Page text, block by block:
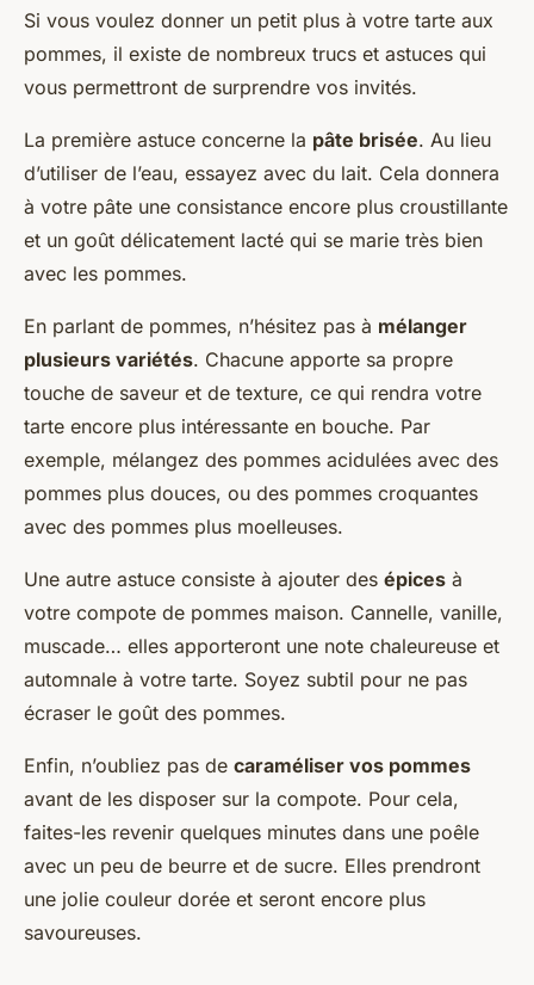
Si vous voulez donner un petit plus à votre tarte aux
pommes, il existe de nombreux trucs et astuces qui
vous permettront de surprendre vos invités.
La première astuce concerne la pâte brisée. Au lieu
d’utiliser de l’eau, essayez avec du lait. Cela donnera
à votre pâte une consistance encore plus croustillante
et un goût délicatement lacté qui se marie très bien
avec les pommes.
En parlant de pommes, n’hésitez pas à mélanger
plusieurs variétés. Chacune apporte sa propre
touche de saveur et de texture, ce qui rendra votre
tarte encore plus intéressante en bouche. Par
exemple, mélangez des pommes acidulées avec des
pommes plus douces, ou des pommes croquantes
avec des pommes plus moelleuses.
Une autre astuce consiste à ajouter des épices à
votre compote de pommes maison. Cannelle, vanille,
muscade… elles apporteront une note chaleureuse et
automnale à votre tarte. Soyez subtil pour ne pas
écraser le goût des pommes.
Enfin, n’oubliez pas de caraméliser vos pommes
avant de les disposer sur la compote. Pour cela,
faites-les revenir quelques minutes dans une poêle
avec un peu de beurre et de sucre. Elles prendront
une jolie couleur dorée et seront encore plus
savoureuses.